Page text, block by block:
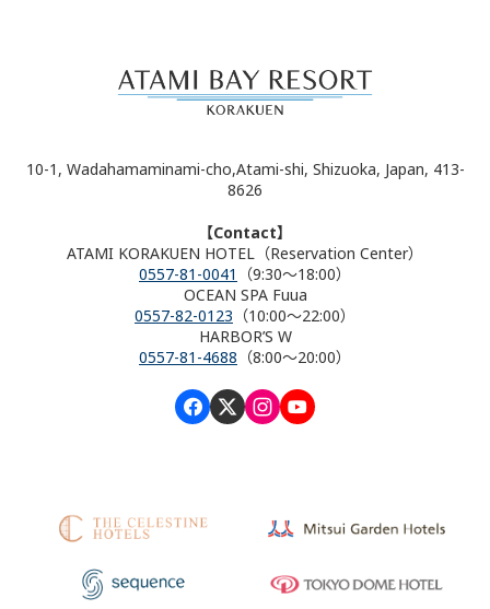
10-1, Wadahamaminami-cho,Atami-shi, Shizuoka, Japan, 413-
8626
【Contact】
ATAMI KORAKUEN HOTEL（Reservation Center）
0557-81-0041
（9:30～18:00）
OCEAN SPA Fuua
0557-82-0123 （10:00～22:00）
HARBOR’S W
0557-81-4688 （8:00～20:00）